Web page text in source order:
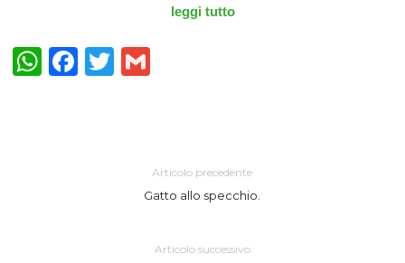
leggi tutto
WhatsApp
Facebook
Twitter
Articolo precedente
Gatto allo specchio.
Articolo successivo